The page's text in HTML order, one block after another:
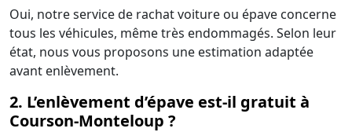
Oui, notre service de rachat voiture ou épave concerne
tous les véhicules, même très endommagés. Selon leur
état, nous vous proposons une estimation adaptée
avant enlèvement.
2. L’enlèvement d’épave est-il gratuit à
Courson-Monteloup ?